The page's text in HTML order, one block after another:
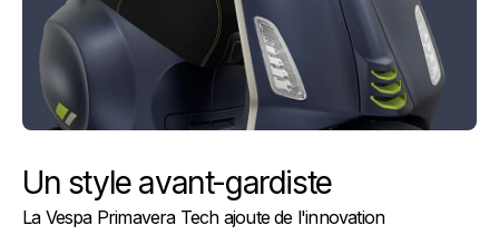
Un style avant-gardiste
La Vespa Primavera Tech ajoute de l'innovation